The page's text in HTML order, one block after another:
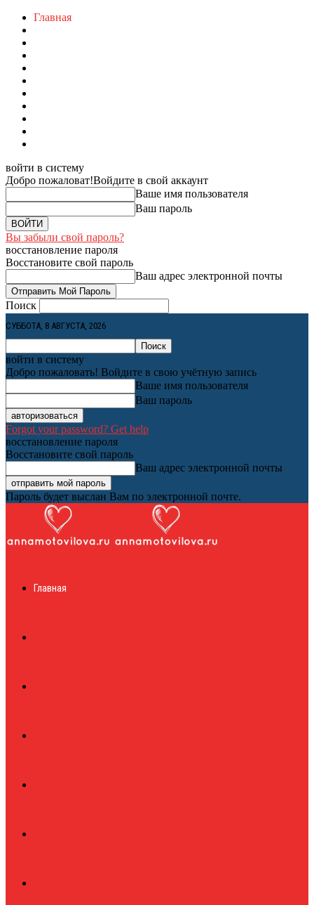
Главная
войти в систему
Добро пожаловат!Войдите в свой аккаунт
Ваше имя пользователя
Ваш пароль
Вы забыли свой пароль?
восстановление пароля
Восстановите свой пароль
Ваш адрес электронной почты
Поиск
СУББОТА, 8 АВГУСТА, 2026
войти в систему
Добро пожаловать! Войдите в свою учётную запись
Ваше имя пользователя
Ваш пароль
Forgot your password? Get help
восстановление пароля
Восстановите свой пароль
Ваш адрес электронной почты
Пароль будет выслан Вам по электронной почте.
журналГлавная